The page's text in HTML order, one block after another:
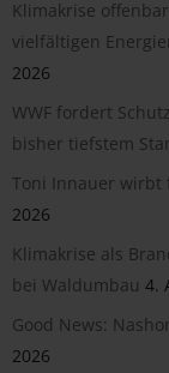
Klimakrise
vielfältigen
2026
WWF fordert
bisher tiefstem
Toni Innauer wirbt
2026
Klimakrise als
bei Waldumbau 4.
Good News:
2026